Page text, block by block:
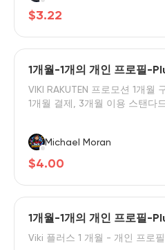
$3.22
1개월-1개의 개인 프로필-
VIKI RAKUTEN 프로모션 1개월
1개월 결제, 3개월 이용 스탠다
Michael Moran
$4.00
1개월-1개의 개인 프로필-
Viki 플러스 1 개월 - 개인 프로